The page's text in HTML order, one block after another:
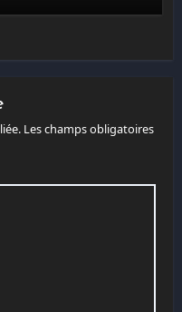
Les champs obligatoires